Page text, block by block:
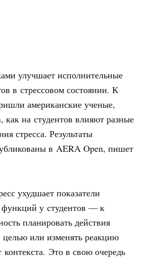
улучшает исполнительные
в стрессовом состоянии. К
американские ученые,
как на студентов влияют разные
стресса. Результаты
в AERA Open, пишет
ухудшает показатели
у студентов — к
планировать действия
целью или изменять реакцию
контекста. Это в свою очередь